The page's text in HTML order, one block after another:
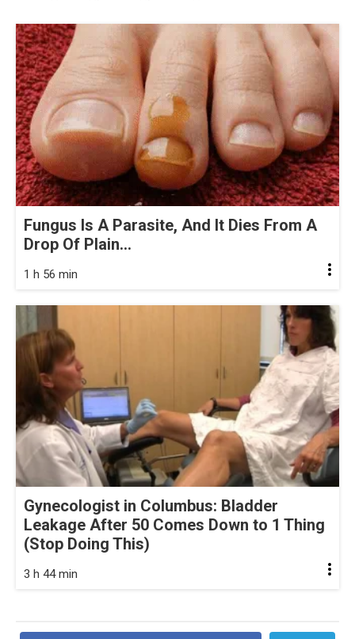
Fungus Is A Parasite, And It Dies From A
Drop Of Plain...
1 h 56 min
Gynecologist in Columbus: Bladder
Leakage After 50 Comes Down to 1 Thing
(Stop Doing This)
3 h 44 min